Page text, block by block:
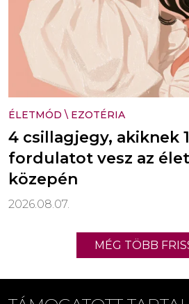
ÉLETMÓD \ EZOTÉRIA
4 csillagjegy, akiknek
fordulatot vesz az
közepén
2026.08.07.
MÉG TÖBB